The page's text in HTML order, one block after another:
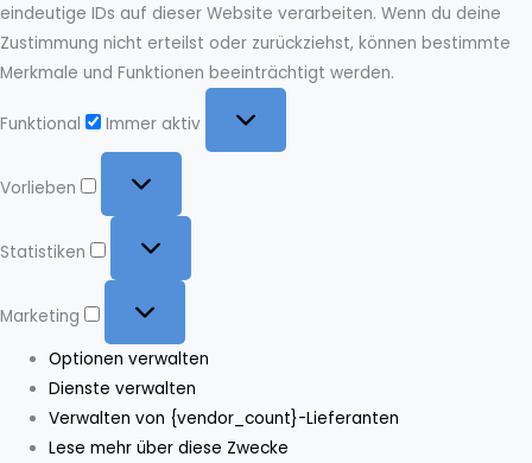
eindeutige IDs auf dieser Website verarbeiten. Wenn du deine
Zustimmung nicht erteilst oder zurückziehst, können bestimmte
Merkmale und Funktionen beeinträchtigt werden.
Funktional
Immer aktiv
Vorlieben
Statistiken
Marketing
Optionen verwalten
Dienste verwalten
Verwalten von {vendor_count}-Lieferanten
Lese mehr über diese Zwecke